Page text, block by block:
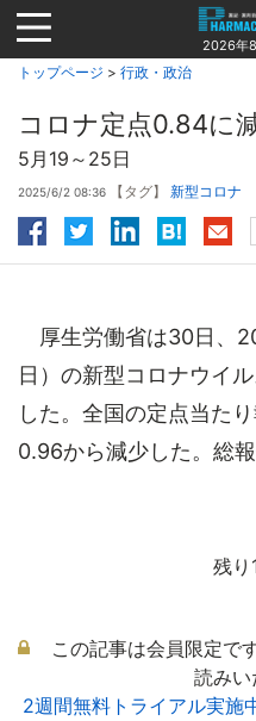
Jump
to
navigation
2026年8
トップページ > 行政・政治
コロナ定点0.84に
5月19～25日
2025/6/2 08:36 【タグ】 新型コロナ
厚生労働省は30日、
日）の新型コロナウイ
した。全国の定点当た
0.96から減少した。総
残り
この記事は会員限定で
読みい
2週間無料トライアル実施